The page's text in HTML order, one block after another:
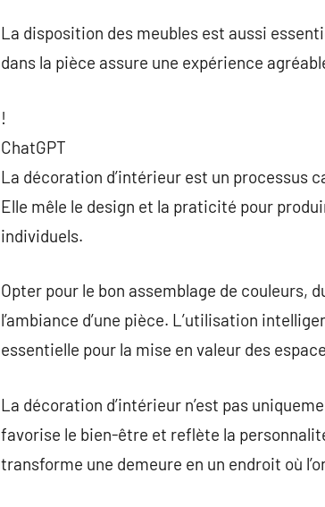
La disposition des meubles est aussi
dans la pièce assure une expérience
!
ChatGPT
La décoration d’intérieur est un processus
Elle mêle le design et la praticité pour
individuels.
Opter pour le bon assemblage de
l’ambiance d’une pièce. L’utilisation
essentielle pour la mise en valeur des
La décoration d’intérieur n’est pas
favorise le bien-être et reflète la
transforme une demeure en un endroit où